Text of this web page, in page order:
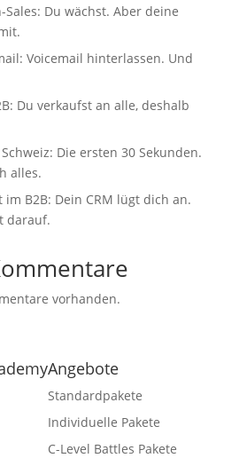
Du wächst. Aber deine
Voicemail hinterlassen. Und
Du verkaufst an alle, deshalb
Die ersten 30 Sekunden.
alles.
im B2B: Dein CRM lügt dich an.
darauf.
vorhanden.
Angebote
Standardpakete
Individuelle Pakete
C-Level Battles Pakete